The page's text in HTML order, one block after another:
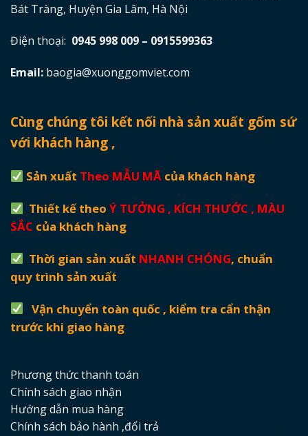
Bát Tràng, Huyện Gia Lâm, Hà Nội
Điện thoại: 0945 998 009 – 0915599363
Email: baogia@xuonggomviet.com
Cùng chúng tôi kết nối nhà sản xuất gốm sứ
với khách hàng ,
Sản xuất Theo MẪU MÃ của khách hàng
Thiết kế theoÝ TƯỞNG , KÍCH THƯỚC , MÀU
SẮC của khách hàng
Thời gian sản xuất NHANH CHÓNG, chuẩn
quy trình sản xuất
Vận chuyển toàn quốc , kiểm tra cẩn thận
trước khi giao hàng
Phương thức thanh toán
Chính sách giao nhận
Hướng dẫn mua hàng
Chính sách bảo hành ,đổi trả